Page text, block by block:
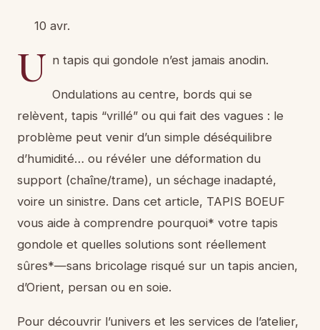
10 avr.
U n tapis qui gondole n’est jamais anodin.
Ondulations au centre, bords qui se
relèvent, tapis “vrillé” ou qui fait des vagues : le
problème peut venir d’un simple déséquilibre
d’humidité… ou révéler une déformation du
support (chaîne/trame), un séchage inadapté,
voire un sinistre. Dans cet article, TAPIS BOEUF
vous aide à comprendre pourquoi* votre tapis
gondole et quelles solutions sont réellement
sûres*—sans bricolage risqué sur un tapis ancien,
d’Orient, persan ou en soie.
Pour découvrir l’univers et les services de l’atelier,